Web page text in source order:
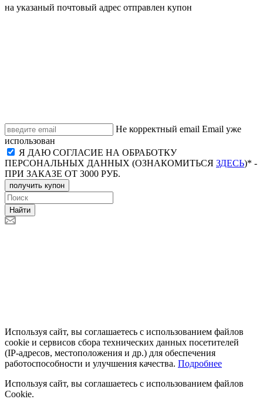
на указаный почтовый адрес отправлен купон
Не корректный email Email уже
использован
Я ДАЮ СОГЛАСИЕ НА ОБРАБОТКУ
ПЕРСОНАЛЬНЫХ ДАННЫХ (ОЗНАКОМИТЬСЯ ЗДЕСЬ)* -
ПРИ ЗАКАЗЕ ОТ 3000 РУБ.
получить купон
Найти
Используя сайт, вы соглашаетесь с использованием файлов
cookie и сервисов сбора технических данных посетителей
(IP‑адресов, местоположения и др.) для обеспечения
работоспособности и улучшения качества. Подробнее
Используя сайт, вы соглашаетесь с использованием файлов
Cookie.